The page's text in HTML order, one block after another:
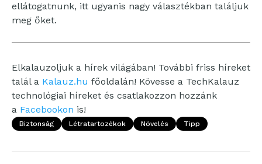
ellátogatnunk, itt ugyanis nagy választékban találjuk
meg őket.
Elkalauzoljuk a hírek világában! További friss híreket
talál a Kalauz.hu főoldalán! Kövesse a TechKalauz
technológiai híreket és csatlakozzon hozzánk
a Facebookon is!
Biztonság Létratartozékok Növelés Tipp